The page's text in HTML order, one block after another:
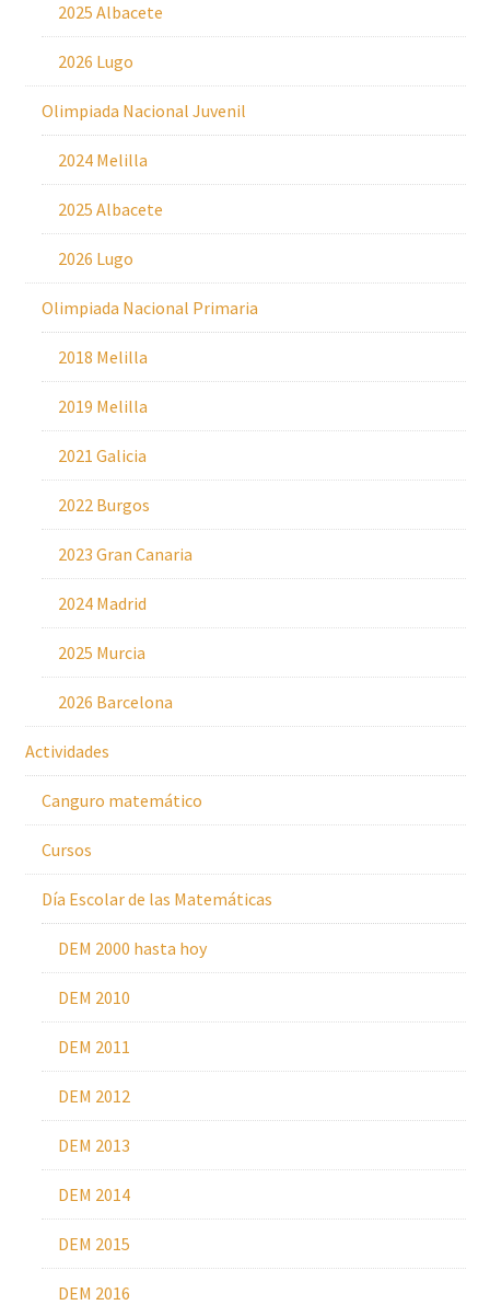
2025 Albacete
2026 Lugo
Olimpiada Nacional Juvenil
2024 Melilla
2025 Albacete
2026 Lugo
Olimpiada Nacional Primaria
2018 Melilla
2019 Melilla
2021 Galicia
2022 Burgos
2023 Gran Canaria
2024 Madrid
2025 Murcia
2026 Barcelona
Actividades
Canguro matemático
Cursos
Día Escolar de las Matemáticas
DEM 2000 hasta hoy
DEM 2010
DEM 2011
DEM 2012
DEM 2013
DEM 2014
DEM 2015
DEM 2016